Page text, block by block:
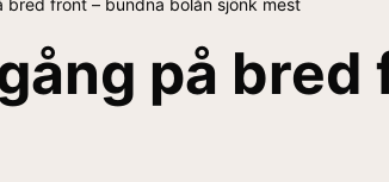
bred front – bundna bolån sjönk mest
på